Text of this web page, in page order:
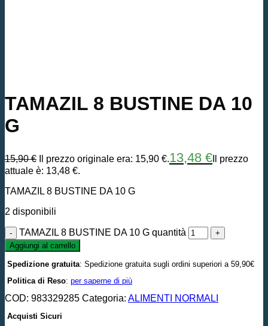
TAMAZIL 8 BUSTINE DA 10
G
15,90€ Il prezzo originale era: 15,90 €.13,48 € Il prezzo
attuale è: 13,48 €.
TAMAZIL 8 BUSTINE DA 10 G
2 disponibili
TAMAZIL 8 BUSTINE DA 10 G quantità
Aggiungi al carrello
Spedizione gratuita: Spedizione gratuita sugli ordini superiori a 59,90€
Politica di Reso: per saperne di più
COD: 983329285 Categoria: ALIMENTI NORMALI
Acquisti Sicuri